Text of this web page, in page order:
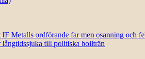
Metalls ordförande far men osanning och
till politiska bollträn